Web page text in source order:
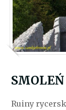
SMOLEŃ
Ruiny